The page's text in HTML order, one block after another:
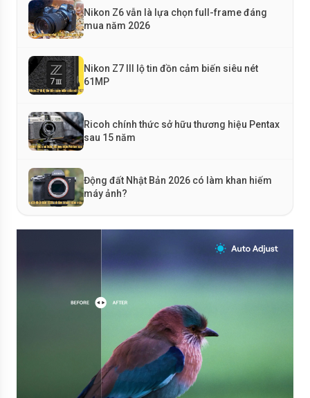
Nikon Z6 vẫn là lựa chọn full-frame đáng
mua năm 2026
Nikon Z7 III lộ tin đồn cảm biến siêu nét
61MP
Ricoh chính thức sở hữu thương hiệu Pentax
sau 15 năm
Động đất Nhật Bản 2026 có làm khan hiếm
máy ảnh?